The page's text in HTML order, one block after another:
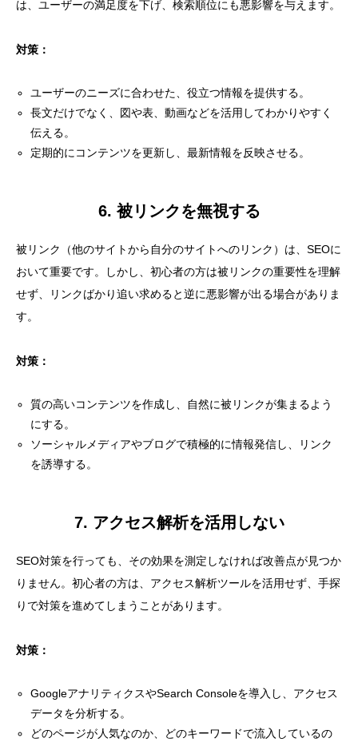
は、ユーザーの満足度を下げ、検索順位にも悪影響を与えます。
対策：
ユーザーのニーズに合わせた、役立つ情報を提供する。
長文だけでなく、図や表、動画などを活用してわかりやすく
伝える。
定期的にコンテンツを更新し、最新情報を反映させる。
6. 被リンクを無視する
被リンク（他のサイトから自分のサイトへのリンク）は、SEOに
おいて重要です。しかし、初心者の方は被リンクの重要性を理解
せず、リンクばかり追い求めると逆に悪影響が出る場合がありま
す。
対策：
質の高いコンテンツを作成し、自然に被リンクが集まるよう
にする。
ソーシャルメディアやブログで積極的に情報発信し、リンク
を誘導する。
7. アクセス解析を活用しない
SEO対策を行っても、その効果を測定しなければ改善点が見つか
りません。初心者の方は、アクセス解析ツールを活用せず、手探
りで対策を進めてしまうことがあります。
対策：
GoogleアナリティクスやSearch Consoleを導入し、アクセス
データを分析する。
どのページが人気なのか、どのキーワードで流入しているの